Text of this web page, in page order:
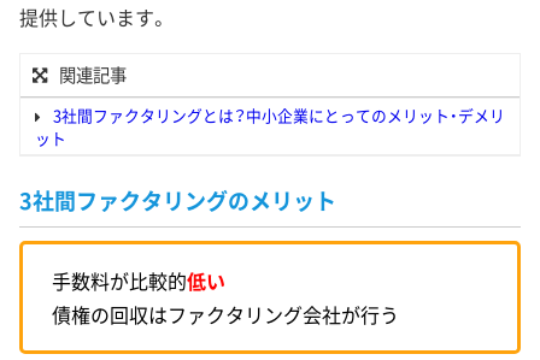
提供しています。
関連記事
3社間ファクタリングとは？中小企業にとってのメリット・デメリ
ット
3社間ファクタリングのメリット
手数料が比較的低い
債権の回収はファクタリング会社が行う